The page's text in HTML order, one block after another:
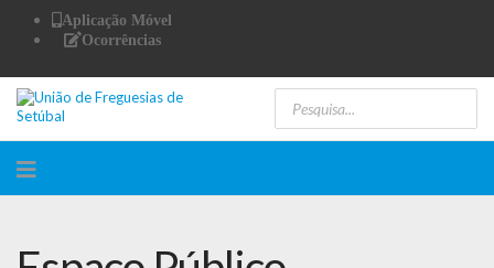
Aplicação Móvel
Ocorrências